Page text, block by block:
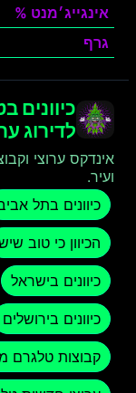
אינגייג׳מנט %
גרף
לדירוג
אינדקס ערוצי
ועיר.
כיוונים בתל
הכיוון כי טוב
כיוונים בישראל
כיוונים בירושלים
קבוצות טלגרם